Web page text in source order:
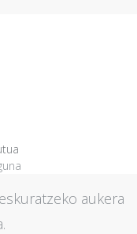
aukera